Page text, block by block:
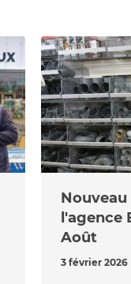
l'agence
Août
3 février 2026